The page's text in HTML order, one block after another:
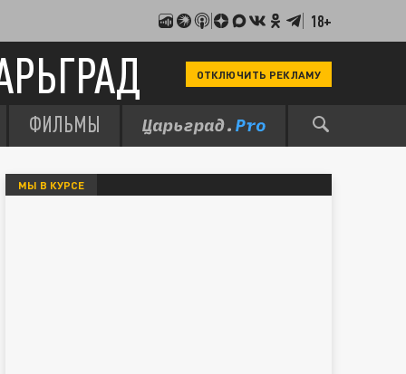
18+
ОТКЛЮЧИТЬ РЕКЛАМУ
ФИЛЬМЫ
МЫ В КУРСЕ